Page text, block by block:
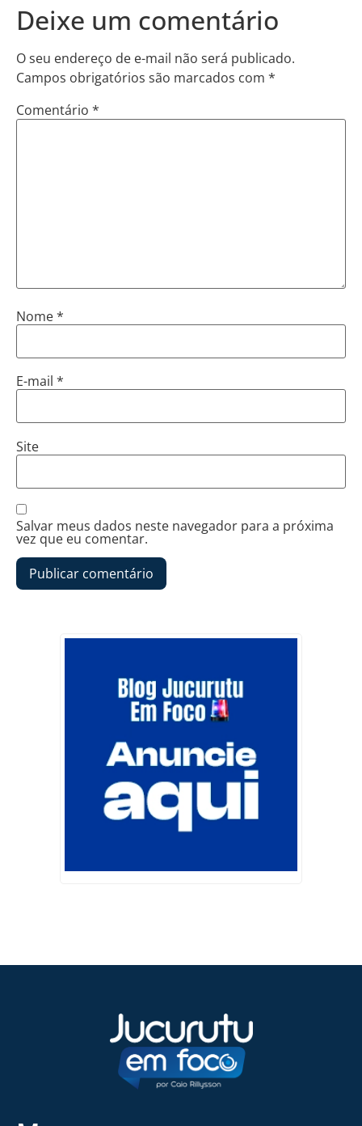
Deixe um comentário
O seu endereço de e-mail não será publicado.
Campos obrigatórios são marcados com *
Comentário *
Nome*
E-mail *
Site
Salvar meus dados neste navegador para a próxima
vez que eu comentar.